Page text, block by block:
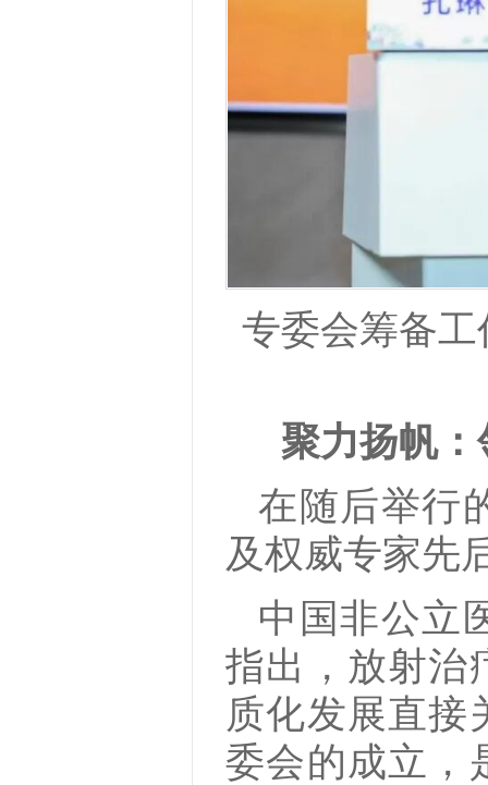
专委会筹备
聚力扬帆
在随后举行
及权威专家先
中国非公立
指出，放射治
质化发展直接
委会的成立，